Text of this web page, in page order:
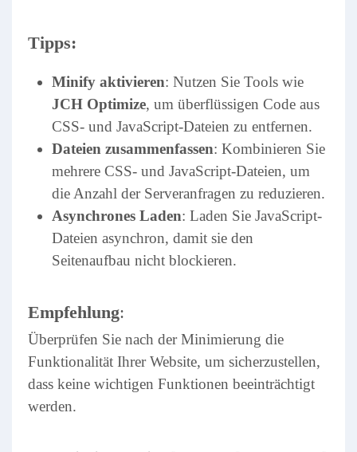
Tipps:
Minify aktivieren: Nutzen Sie Tools wie
JCH Optimize, um überflüssigen Code aus
CSS- und JavaScript-Dateien zu entfernen.
Dateien zusammenfassen: Kombinieren Sie
mehrere CSS- und JavaScript-Dateien, um
die Anzahl der Serveranfragen zu reduzieren.
Asynchrones Laden: Laden Sie JavaScript-
Dateien asynchron, damit sie den
Seitenaufbau nicht blockieren.
Empfehlung:
Überprüfen Sie nach der Minimierung die
Funktionalität Ihrer Website, um sicherzustellen,
dass keine wichtigen Funktionen beeinträchtigt
werden.